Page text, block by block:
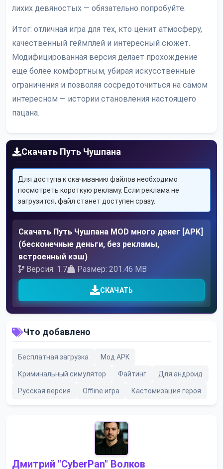
лихих девяностых — обязательно попробуйте.
Итог: отличная игра для тех, кто ценит атмосферу,
качественный геймплей и интересный сюжет.
Модифицированная версия делает прохождение
еще более комфортным, убирая искусственные
ограничения и позволяя сосредоточиться на самом
интересном — истории становления настоящего
пацана.
Скачать Путь Чушпана
Для доступа к скачиванию файлов необходимо
посмотреть короткую рекламу. Если реклама не
загрузится, файл станет доступен сразу.
Скачать Путь Чушпана MOD много денег [APK]
(бесконечные деньги, без рекламы,
встроенный кэш)
Версия: 1.7
Размер: 201.46 MB
СКАЧАТЬ
Что добавлено
Бесплатная загрузка Мод APK
Криминальный симулятор Файтинг Для андроид
Русская версия Offline игра Кастомизация героя
Дмитрий "CyberPan" Волков